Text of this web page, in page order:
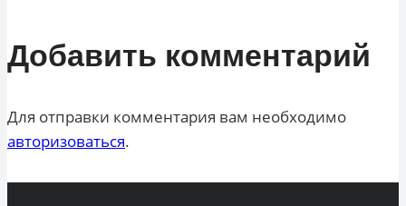
Добавить комментарий
Для отправки комментария вам необходимо
авторизоваться.